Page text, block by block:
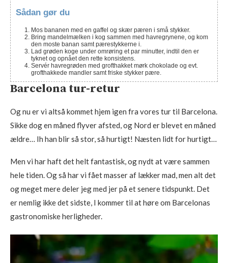
Sådan gør du
Mos bananen med en gaffel og skær pæren i små stykker.
Bring mandelmælken i kog sammen med havregrynene, og kom
den moste banan samt pærestykkerne i.
Lad grøden koge under omrøring et par minutter, indtil den er
tyknet og opnået den rette konsistens.
Servér havregrøden med grofthakket mørk chokolade og evt.
grofthakkede mandler samt friske stykker pære.
Barcelona tur-retur
Og nu er vi altså kommet hjem igen fra vores tur til Barcelona.
Sikke dog en måned flyver afsted, og Nord er blevet en måned
ældre… Ih han blir så stor, så hurtigt! Næsten lidt for hurtigt…
Men vi har haft det helt fantastisk, og nydt at være sammen
hele tiden. Og så har vi fået masser af lækker mad, men alt det
og meget mere deler jeg med jer på et senere tidspunkt. Det
er nemlig ikke det sidste, I kommer til at høre om Barcelonas
gastronomiske herligheder.